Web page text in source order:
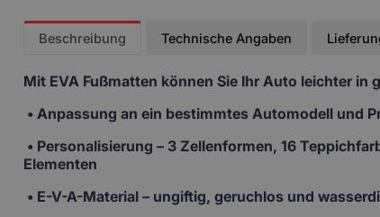
Beschreibung Technische Angaben
Mit EVA Fußmatten können Sie Ihr Auto leichter in
• Anpassung an ein bestimmtes Automodell und
• Personalisierung – 3 Zellenformen, 16
Elementen
• E-V-A-Material– ungiftig, geruchlos und